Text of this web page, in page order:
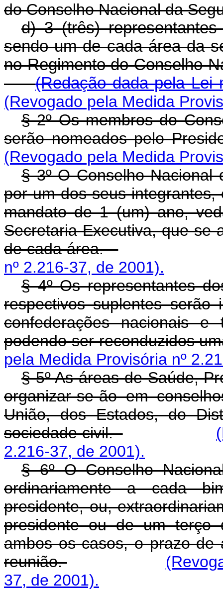
do Conselho Nacional da
d) 3 (três)
sendo um de cada área da
no Regimento do
(Redação dada pela Lei
(Revogado pela Medida
§ 2º Os membros do
serão nomeados pelo
(Revogado pela Medida
§ 3º O Conselho Nacional
por um dos seus
mandato de 1 (um) ano,
Secretaria-Executiva, que se
de cada área.
nº 2.216-37, de 2001).
§ 4º Os representantes
respectivos suplentes serão
confederações nacionais
podendo ser reconduzidos
pela Medida Provisória nº
§ 5º As áreas de Saúde,
organizar-se-ão em
União, dos Estados, do
sociedade civil.
2.216-37, de 2001).
§ 6º O Conselho
ordinariamente a cada
presidente, ou,
presidente ou de um terço
ambos os casos, o prazo
reunião.
37, de 2001).